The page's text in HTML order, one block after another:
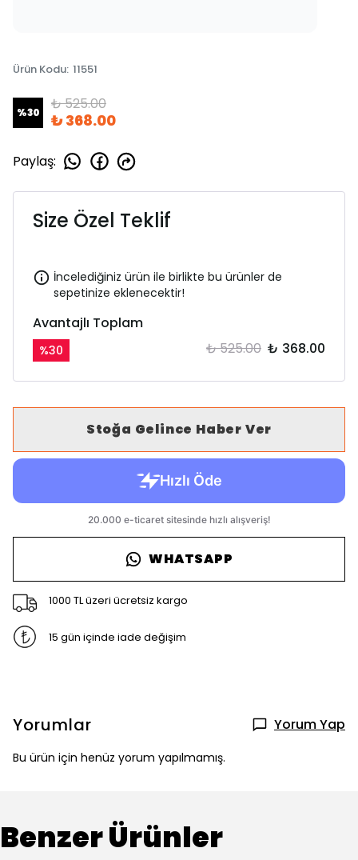
Ürün Kodu: 11551
%30 ₺ 525.00
₺ 368.00
Paylaş:
Size Özel Teklif
İncelediğiniz ürün ile birlikte bu ürünler de
sepetinize eklenecektir!
Avantajlı Toplam
%30 ₺ 525.00 ₺ 368.00
Stoğa Gelince Haber Ver
WHATSAPP
1000 TL üzeri ücretsiz kargo
15 gün içinde iade değişim
Yorumlar Yorum Yap
Bu ürün için henüz yorum yapılmamış.
Benzer Ürünler